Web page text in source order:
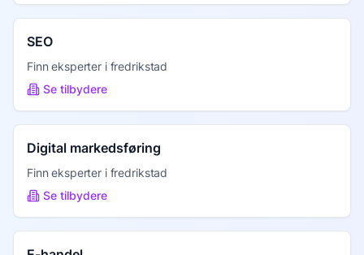
SEO
Finn eksperter i fredrikstad
Se tilbydere
Digital markedsføring
Finn eksperter i fredrikstad
Se tilbydere